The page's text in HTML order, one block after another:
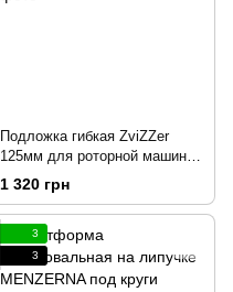
Подложка гибкая ZviZZer
125мм для роторной машинки
M14 black with 194792
1 320 грн
3
3